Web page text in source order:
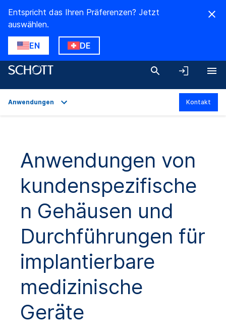
Entspricht das Ihren Präferenzen? Jetzt
auswählen.
EN DE
Technische Daten
Produktvarianten
Downloads
Anwendungen Kontakt
Anwendungen von
kundenspezifische
n Gehäusen und
Durchführungen für
implantierbare
medizinische
Geräte